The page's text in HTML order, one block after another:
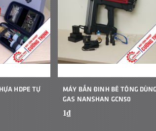
HDPE TỰ
MÁY BẮN ĐINH BÊ TÔNG
GAS NANSHAN GCN50
1₫